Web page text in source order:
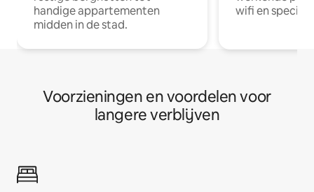
handige appartementen
midden in de stad.
wifi en
Voorzieningen en voordelen voor
langere verblijven